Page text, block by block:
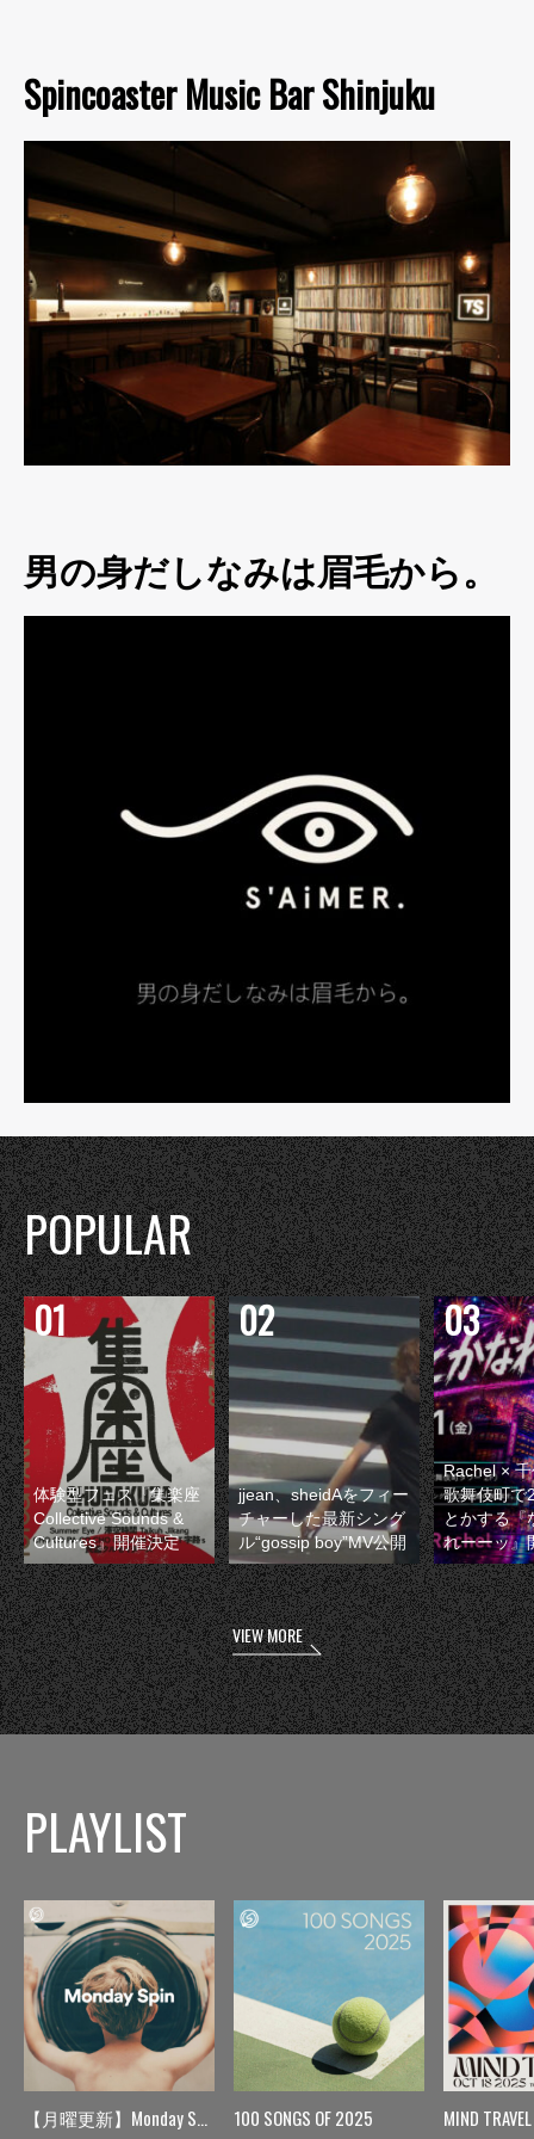
Spincoaster Music Bar Shinjuku
男の身だしなみは眉毛から。
POPULAR
体験型フェス『集楽座
Collective Sounds &
Cultures』開催決定
jjean、sheidAをフィー
チャーした最新シング
ル“gossip boy”MV公開
Rachel ×
歌舞伎町で
とかする『
れーーッ』
VIEW MORE
PLAYLIST
【月曜更新】Monday Spin 100 SONGS OF 2025 MIND TRAVEL